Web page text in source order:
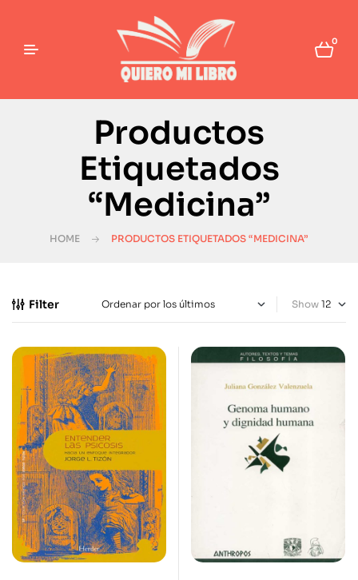
0
Productos
Etiquetados
“Medicina”
HOME PRODUCTOS ETIQUETADOS “MEDICINA”
Filter Show